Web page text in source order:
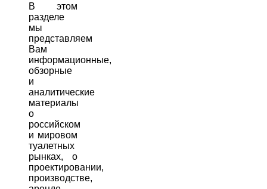
В этом
разделе
мы
представляем
Вам
информационные,
обзорные
и
аналитические
материалы
о
российском
и мировом
туалетных
рынках, о
проектировании,
производстве,